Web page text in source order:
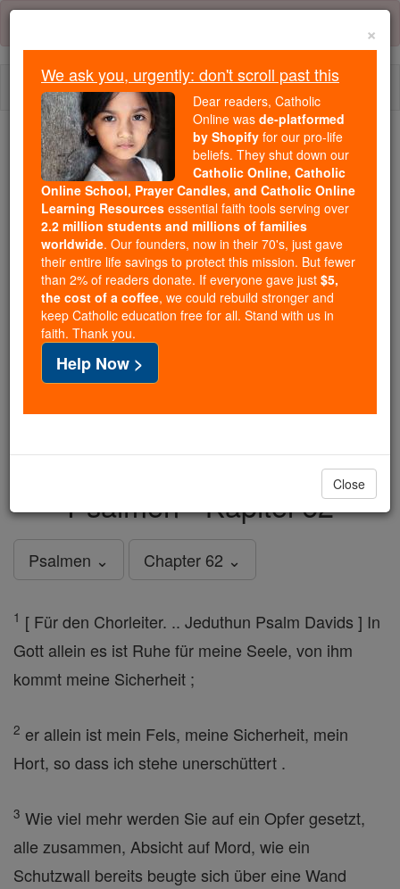
Skip
content
We ask you, urgently: don't scroll past this
Dear readers, Catholic Online
wasde-platformed by Shopify
for our pro-life beliefs. They
shut down ourCatholic
Online, Catholic Online School, Prayer Candles, and
Catholic Online Learning Resourcesessential faith
tools serving over2.2 million students and millions of
families worldwide. Our founders, now in their 70's,
just gave their entire life savings to protect this mission.
But fewer than 2% of readers donate. If everyone gave
just$5, the cost of a coffee, we could rebuild stronger
in faith. Thank you.DONATE TODAY >
Psalmen - Kapitel 62
Psalmen ⌄ Chapter 62 ⌄
1 [ Für den Chorleiter. .. Jeduthun Psalm Davids ] In
Gott allein es ist Ruhe für meine Seele, von ihm
kommt meine Sicherheit ;
2 er allein ist mein Fels, meine Sicherheit, mein
Hort, so dass ich stehe unerschüttert .
3 Wie viel mehr werden Sie auf ein Opfer gesetzt,
alle zusammen, Absicht auf Mord, wie ein
Schutzwall bereits beugte sich über eine Wand
×
We ask you, urgently: don't scroll past this
Dear readers, Catholic
Online was de-platformed
by Shopify for our pro-life
beliefs. They shut down our
Catholic Online, Catholic
Online School, Prayer Candles, and Catholic Online
Learning Resources essential faith tools serving over
2.2 million students and millions of families
worldwide. Our founders, now in their 70's, just gave
their entire life savings to protect this mission. But fewer
than 2% of readers donate. If everyone gave just $5,
the cost of a coffee, we could rebuild stronger and
keep Catholic education free for all. Stand with us in
faith. Thank you.
Help Now >
Close